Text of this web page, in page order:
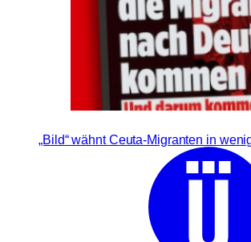
„Bild“ wähnt Ceuta-Migranten in